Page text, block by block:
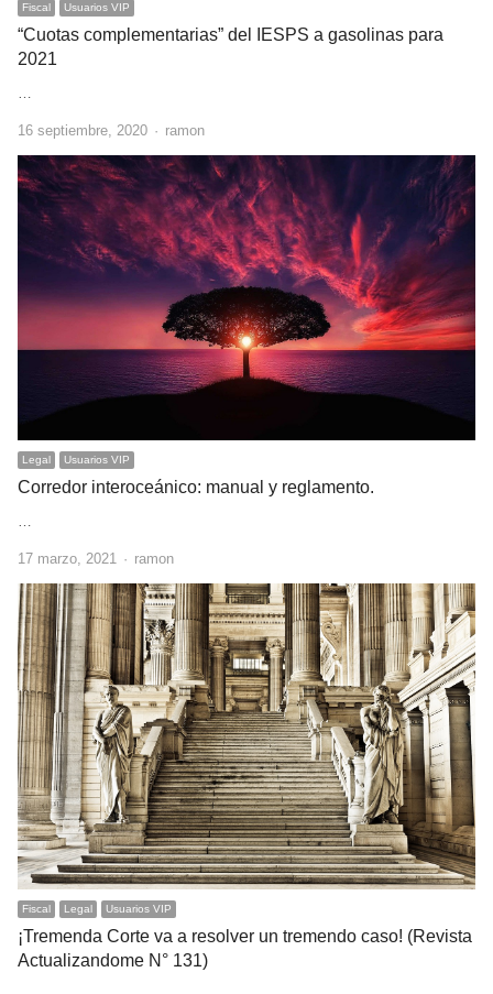
Fiscal Usuarios VIP
“Cuotas complementarias” del IESPS a gasolinas para
2021
…
16 septiembre, 2020 Author
ramon
Legal Usuarios VIP
Corredor interoceánico: manual y reglamento.
…
17 marzo, 2021 Author
ramon
Fiscal Legal Usuarios VIP
¡Tremenda Corte va a resolver un tremendo caso! (Revista
Actualizandome N° 131)